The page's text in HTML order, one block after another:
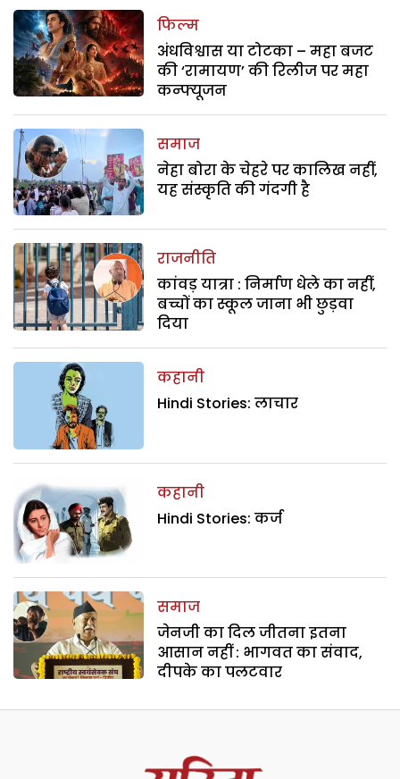
फिल्म
अंधविश्वास या टोटका – महा बजट
की ‘रामायण’ की रिलीज पर महा
कन्फ्यूजन
समाज
नेहा बोरा के चेहरे पर कालिख नहीं,
यह संस्कृति की गंदगी है
राजनीति
कांवड़ यात्रा : निर्माण धेले का नहीं,
बच्चों का स्कूल जाना भी छुड़वा
दिया
कहानी
Hindi Stories: लाचार
कहानी
Hindi Stories: कर्ज
समाज
जेनजी का दिल जीतना इतना
आसान नहीं : भागवत का संवाद,
दीपके का पलटवार